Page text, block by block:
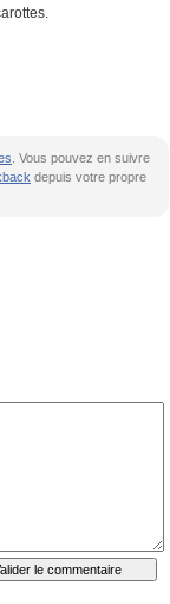
. Vous pouvez en suivre
depuis votre propre